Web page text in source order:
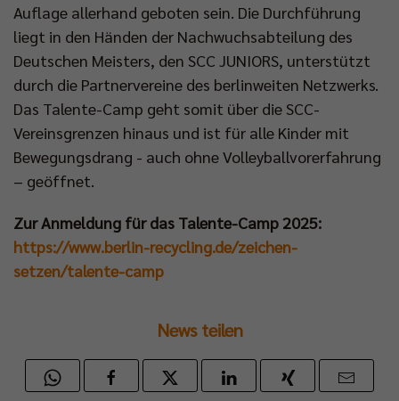
Auflage allerhand geboten sein. Die Durchführung
liegt in den Händen der Nachwuchsabteilung des
Deutschen Meisters, den SCC JUNIORS, unterstützt
durch die Partnervereine des berlinweiten Netzwerks.
Das Talente-Camp geht somit über die SCC-
Vereinsgrenzen hinaus und ist für alle Kinder mit
Bewegungsdrang - auch ohne Volleyballvorerfahrung
– geöffnet.
Zur Anmeldung für das Talente-Camp 2025:
https://www.berlin-recycling.de/zeichen-
setzen/talente-camp
News teilen